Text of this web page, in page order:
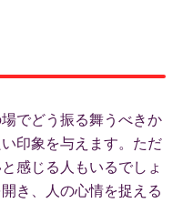
でどう振る舞うべきか
印象を与えます。ただ
感じる人もいるでしょ
き、人の心情を捉える